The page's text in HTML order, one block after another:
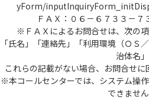
yForm/
ＦＡＸ：０６－６７３３－７
※ＦＡＸによるお問合せは、次の
「氏名」「連絡先」「利用環境（ＯＳ
治体名」
これらの記載がない場合、お問合せに
※本コールセンターでは、システム操
できません